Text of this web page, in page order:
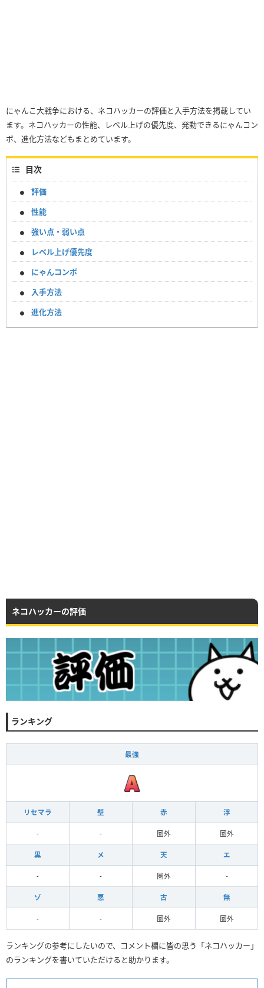
にゃんこ大戦争における、ネコハッカーの評価と入手方法を掲載してい
ます。ネコハッカーの性能、レベル上げの優先度、発動できるにゃんコン
ボ、進化方法などもまとめています。
目次
評価
性能
強い点・弱い点
レベル上げ優先度
にゃんコンボ
入手方法
進化方法
ネコハッカーの評価
ランキング
最強
リセマラ 壁 赤 浮
- - 圏外 圏外
黒 メ 天 エ
- - 圏外 -
ゾ 悪 古 無
- - 圏外 圏外
ランキングの参考にしたいので、コメント欄に皆の思う「ネコハッカー」
のランキングを書いていただけると助かります。